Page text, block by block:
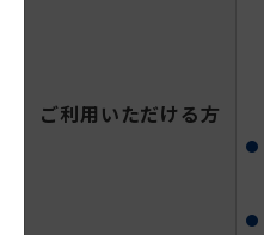
ご利用いただける方